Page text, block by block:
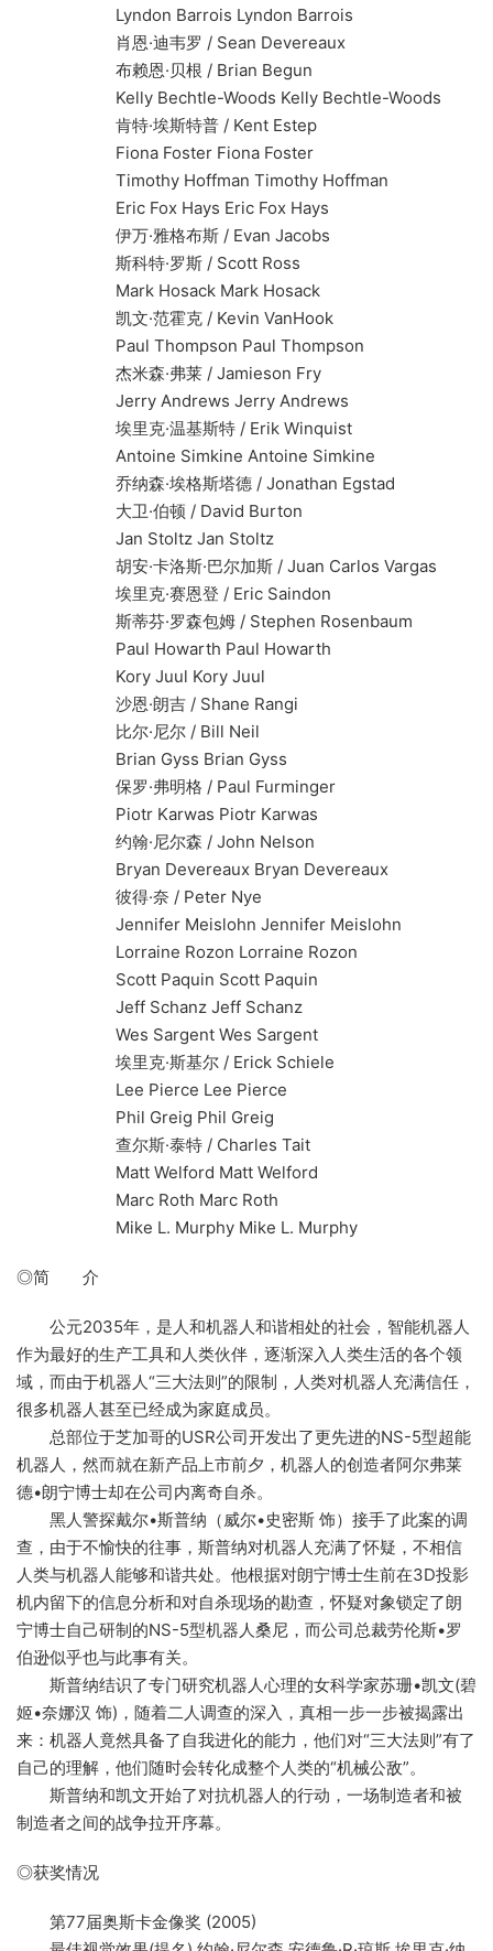
Lyndon Barrois Lyndon Barrois
肖恩·迪韦罗 / Sean Devereaux
布赖恩·贝根 / Brian Begun
Kelly Bechtle-Woods Kelly Bechtle-Woods
肯特·埃斯特普 / Kent Estep
Fiona Foster Fiona Foster
Timothy Hoffman Timothy Hoffman
Eric Fox Hays Eric Fox Hays
伊万·雅格布斯 / Evan Jacobs
斯科特·罗斯 / Scott Ross
Mark Hosack Mark Hosack
凯文·范霍克 / Kevin VanHook
Paul Thompson Paul Thompson
杰米森·弗莱 / Jamieson Fry
Jerry Andrews Jerry Andrews
埃里克·温基斯特 / Erik Winquist
Antoine Simkine Antoine Simkine
乔纳森·埃格斯塔德 / Jonathan Egstad
大卫·伯顿 / David Burton
Jan Stoltz Jan Stoltz
胡安·卡洛斯·巴尔加斯 / Juan Carlos Vargas
埃里克·赛恩登 / Eric Saindon
斯蒂芬·罗森包姆 / Stephen Rosenbaum
Paul Howarth Paul Howarth
Kory Juul Kory Juul
沙恩·朗吉 / Shane Rangi
比尔·尼尔 / Bill Neil
Brian Gyss Brian Gyss
保罗·弗明格 / Paul Furminger
Piotr Karwas Piotr Karwas
约翰·尼尔森 / John Nelson
Bryan Devereaux Bryan Devereaux
彼得·奈 / Peter Nye
Jennifer Meislohn Jennifer Meislohn
Lorraine Rozon Lorraine Rozon
Scott Paquin Scott Paquin
Jeff Schanz Jeff Schanz
Wes Sargent Wes Sargent
埃里克·斯基尔 / Erick Schiele
Lee Pierce Lee Pierce
Phil Greig Phil Greig
查尔斯·泰特 / Charles Tait
Matt Welford Matt Welford
Marc Roth Marc Roth
Mike L. Murphy Mike L. Murphy
◎简 介
公元2035年，是人和机器人和谐相处的社会，智能机器人
作为最好的生产工具和人类伙伴，逐渐深入人类生活的各个领
域，而由于机器人“三大法则”的限制，人类对机器人充满信任，
很多机器人甚至已经成为家庭成员。
总部位于芝加哥的USR公司开发出了更先进的NS-5型超能
机器人，然而就在新产品上市前夕，机器人的创造者阿尔弗莱
德•朗宁博士却在公司内离奇自杀。
黑人警探戴尔•斯普纳（威尔•史密斯 饰）接手了此案的调
查，由于不愉快的往事，斯普纳对机器人充满了怀疑，不相信
人类与机器人能够和谐共处。他根据对朗宁博士生前在3D投影
机内留下的信息分析和对自杀现场的勘查，怀疑对象锁定了朗
宁博士自己研制的NS-5型机器人桑尼，而公司总裁劳伦斯•罗
伯逊似乎也与此事有关。
斯普纳结识了专门研究机器人心理的女科学家苏珊•凯文(碧
姬•奈娜汉 饰)，随着二人调查的深入，真相一步一步被揭露出
来：机器人竟然具备了自我进化的能力，他们对“三大法则”有了
自己的理解，他们随时会转化成整个人类的“机械公敌”。
斯普纳和凯文开始了对抗机器人的行动，一场制造者和被
制造者之间的战争拉开序幕。
◎获奖情况
第77届奥斯卡金像奖 (2005)